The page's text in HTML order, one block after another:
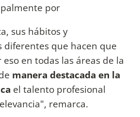
por
sus hábitos y
diferentes que hacen que
eso en todas las áreas de la
manera destacada en la
el talento profesional
remarca.